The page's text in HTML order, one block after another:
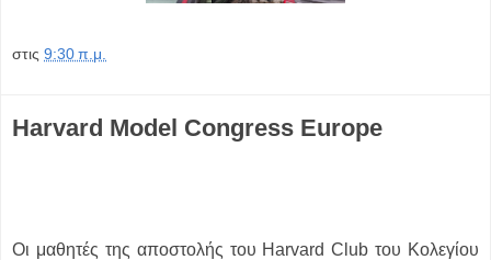
στις 9:30 π.μ.
Harvard Model Congress Europe
Οι μαθητές της αποστολής του Harvard Club του Κολεγίου